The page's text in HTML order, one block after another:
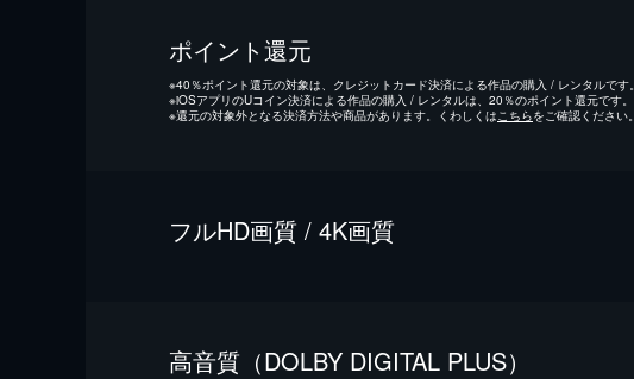
ポイント還元
※40％ポイント還元の対象は、クレジットカード決済による作品の購入 / レンタルです。
※iOSアプリのUコイン決済による作品の購入 / レンタルは、20％のポイント還元です。
※還元の対象外となる決済方法や商品があります。くわしくは こちらをご確認ください。
フルHD画質 / 4K画質
⾼⾳質（DOLBY DIGITAL PLUS）